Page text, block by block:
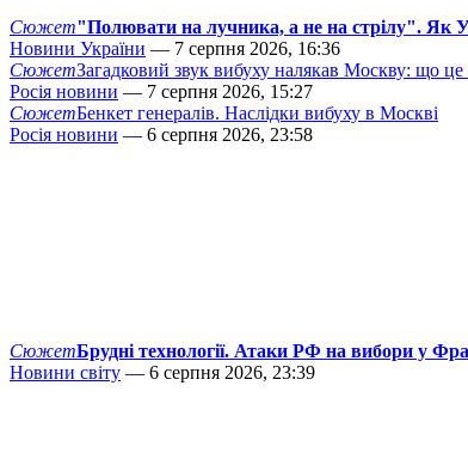
Сюжет"Полювати на лучника, а не на стрілу". Як
Новини України — 7 серпня 2026, 16:36
СюжетЗагадковий звук вибуху налякав Москву: що це
Росія новини — 7 серпня 2026, 15:27
СюжетБенкет генералів. Наслідки вибуху в Москві
Росія новини — 6 серпня 2026, 23:58
СюжетБрудні технології. Атаки РФ на вибори у
Новини світу — 6 серпня 2026, 23:39